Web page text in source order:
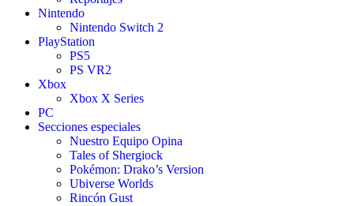
Nintendo
Nintendo Switch 2
PlayStation
PS5
PS VR2
Xbox
Xbox X Series
PC
Secciones especiales
Nuestro Equipo Opina
Tales of Shergiock
Pokémon: Drako’s Version
Ubiverse Worlds
Rincón Gust